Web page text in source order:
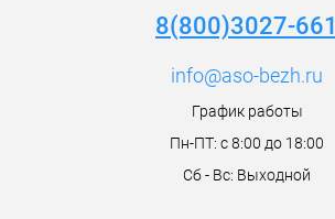
8(800)3027-661
info@aso-bezh.ru
График работы
Пн-ПТ: с 8:00 до 18:00
Сб - Вс: Выходной